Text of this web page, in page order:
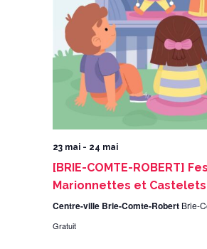
23 mai- 24 mai
[BRIE-COMTE-ROBERT]
Marionnettes et Castelets
Centre-ville Brie-Comte-Robert Brie-
Gratuit